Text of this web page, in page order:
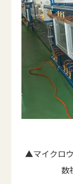
▲マイクロ
数